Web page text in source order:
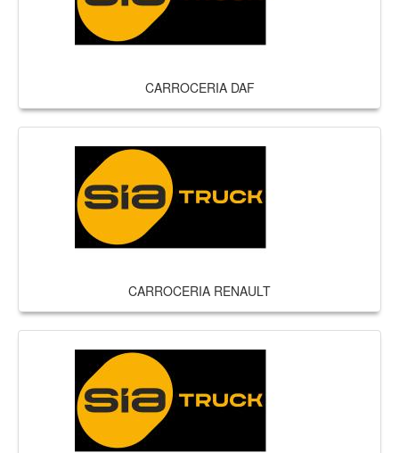
CARROCERIA DAF
CARROCERIA RENAULT